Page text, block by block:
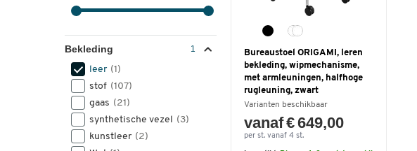
Bekleding
leer (1)
stof (107)
gaas (21)
synthetische vezel (3)
kunstleer (2)
Bureaustoel ORIGAMI, leren
bekleding, wipmechanisme,
met armleuningen, halfhoge
rugleuning, zwart
Varianten beschikbaar
vanaf € 649,00
per st. vanaf 4 st.